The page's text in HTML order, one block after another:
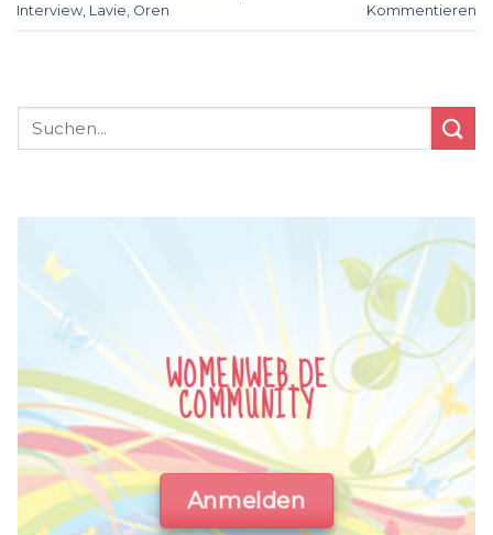
Interview Lavie Oren Kommentieren
WOMENWEB.DE
COMMUNITY
Anmelden